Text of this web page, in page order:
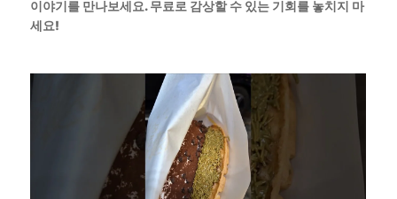
이야기를 만나보세요. 무료로 감상할 수 있는 기회를 놓치지 마
세요!